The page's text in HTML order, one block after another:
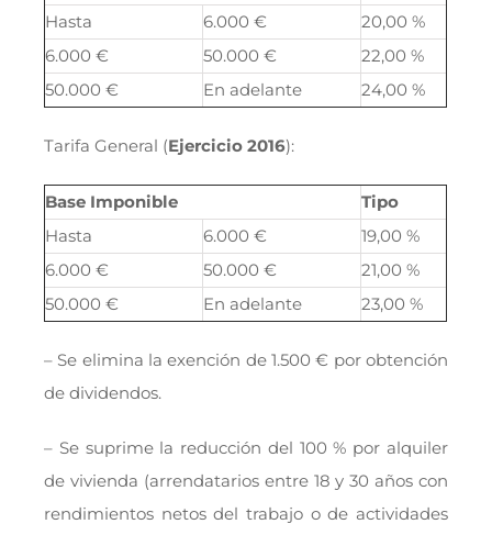
Hasta
6.000 €
20,00 %
6.000 €
50.000 €
22,00 %
50.000 €
En adelante 24,00 %
Tarifa General (Ejercicio 2016):
Base Imponible
Tipo
Hasta
6.000 €
19,00 %
6.000 €
50.000 €
21,00 %
50.000 €
En adelante 23,00 %
– Se elimina la exención de 1.500 € por obtención
de dividendos.
– Se suprime la reducción del 100 % por alquiler
de vivienda (arrendatarios entre 18 y 30 años con
rendimientos netos del trabajo o de actividades